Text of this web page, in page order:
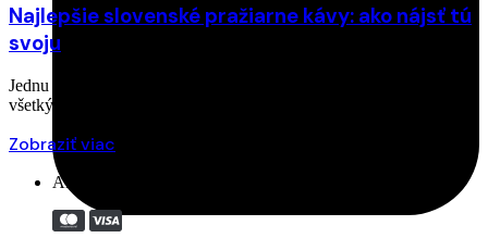
Najlepšie slovenské pražiarne kávy: ako nájsť tú
svoju
Jednu najlepšiu slovenskú pražiareň kávy nemožno vybrať za
všetkých. Pražiari pracujú s rozdielnymi zrnami,…
Zobraziť viac
Akceptujeme: